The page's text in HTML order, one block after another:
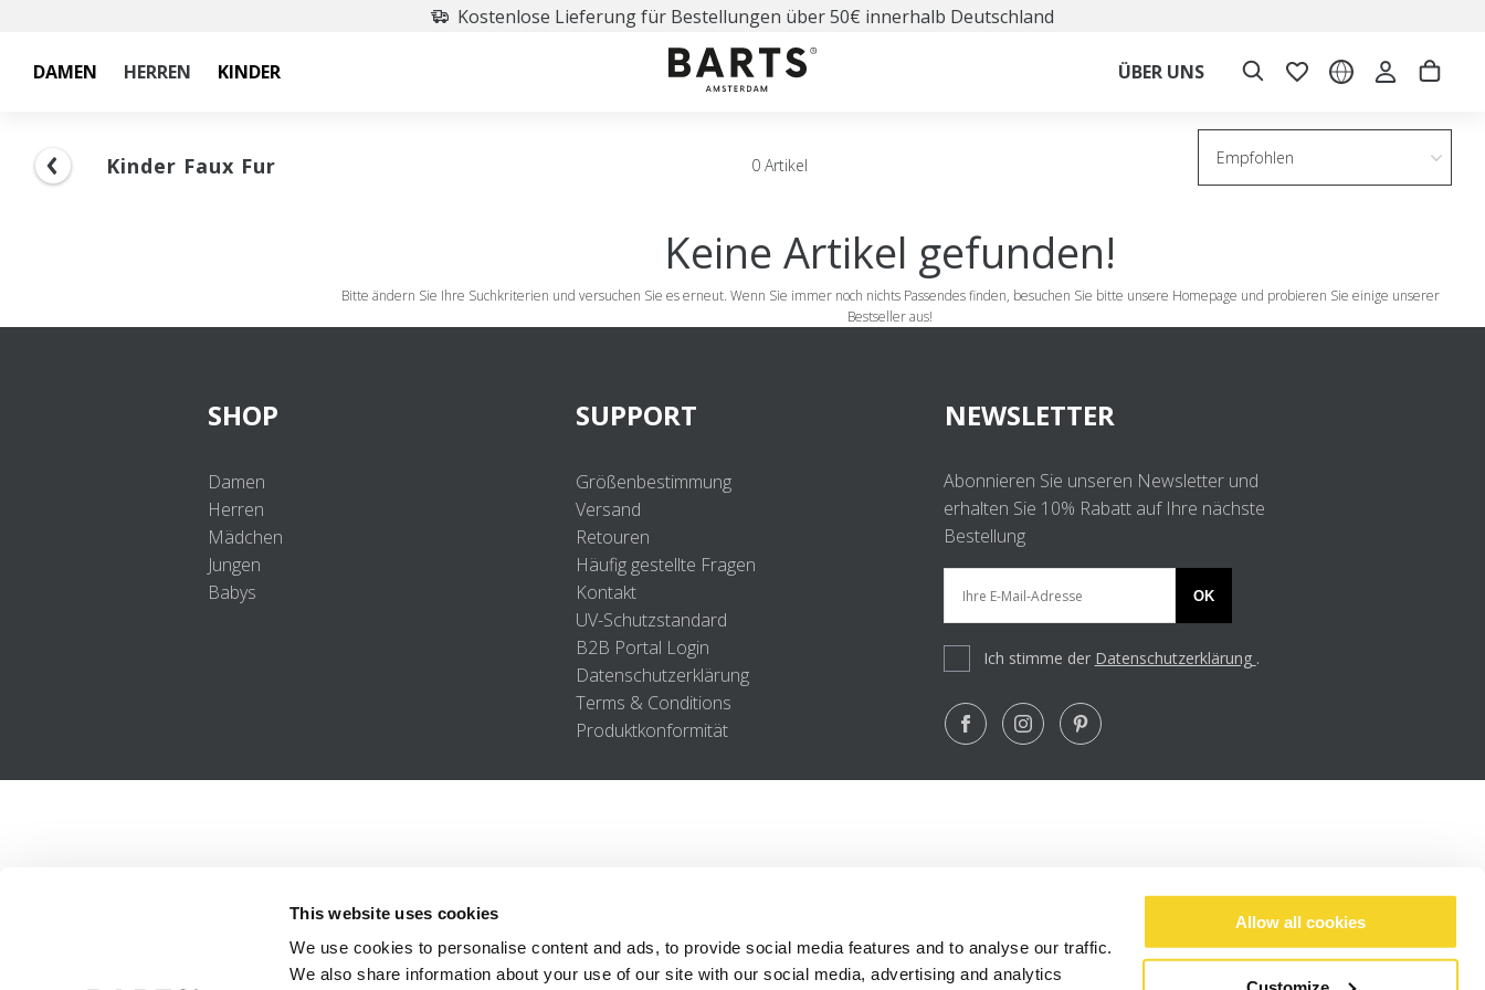
This website uses cookies
We use cookies to personalise content and ads, to provide social media features and to analyse our traffic.
We also share information about your use of our site with our social media, advertising and analytics
Allow all cookies
Kostenlose Lieferung für Bestellungen über 50€ innerhalb Deutschland
DAMEN HERREN KINDER ÜBER UNS
Kinder Faux Fur 0 Artikel Empfohlen
Keine Artikel gefunden!
Bitte ändern Sie Ihre Suchkriterien und versuchen Sie es erneut. Wenn Sie immer noch nichts Passendes finden, besuchen Sie bitte unsere Homepage und probieren Sie einige unserer
Bestseller aus!
SHOP
Damen
Herren
Mädchen
Jungen
Babys
SUPPORT
Größenbestimmung
Versand
Retouren
Häufig gestellte Fragen
Kontakt
UV-Schutzstandard
B2B Portal Login
Datenschutzerklärung
Terms & Conditions
Produktkonformität
NEWSLETTER
Abonnieren Sie unseren Newsletter und
erhalten Sie 10% Rabatt auf Ihre nächste
Bestellung
OK
Ich stimme der Datenschutzerklärung .